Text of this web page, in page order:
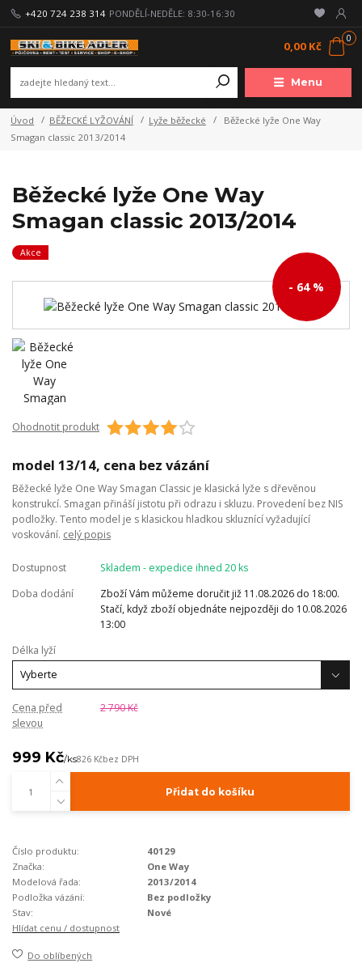
Menu
+420 724 238 314 PONDĚLÍ-NEDĚLE: 8:30-16:30
0
0,00 Kč
Úvod BĚŽECKÉ LYŽOVÁNÍ Lyže běžecké
Běžecké lyže One Way
Smagan classic 2013/2014
Běžecké lyže One Way
Smagan classic 2013/2014
Akce
- 64 %
Ohodnotit produkt
model 13/14, cena bez vázání
Běžecké lyže One Way Smagan Classic je klasická lyže s dřevěnou
konstrukcí. Smagan přináší jistotu při odrazu i skluzu. Provedení bez NIS
podložky. Tento model je s klasickou hladkou skluznící vyžadující
voskování. celý popis
Dostupnost
Skladem - expedice ihned 20 ks
Doba dodání
Zboží Vám můžeme doručit již 11.08.2026 do 18:00.
Stačí, když zboží objednáte nejpozději do 10.08.2026
13:00
Délka lyží
Cena před
slevou
2 790 Kč
999 Kč/ks826 Kčbez DPH
Přidat do košíku
Číslo produktu:
40129
Značka:
One Way
Modelová řada:
2013/2014
Podložka vázání:
Bez podložky
Stav:
Nové
Hlídat cenu / dostupnost
Do oblíbených